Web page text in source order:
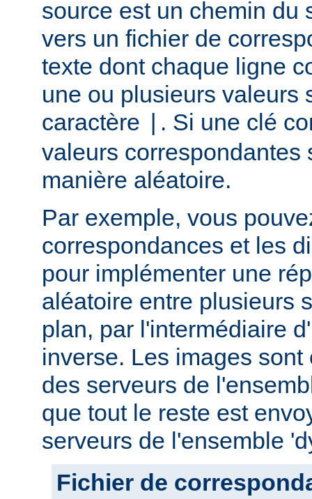
source est un chemin du
vers un fichier de
texte dont chaque ligne
une ou plusieurs valeurs
caractère
. Si une clé
valeurs correspondantes
manière aléatoire.
Par exemple, vous
correspondances et les
pour implémenter une
aléatoire entre plusieurs
plan, par l'intermédiaire
inverse. Les images
des serveurs de
que tout le reste est
serveurs de l'ensemble
Fichier de